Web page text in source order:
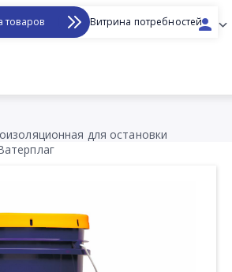
товаров Витрина потребностей
для остановки